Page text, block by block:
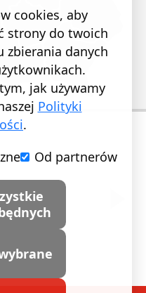
cookies, aby
strony do twoich
zbierania danych
jak używamy
Polityki
.
Od partnerów